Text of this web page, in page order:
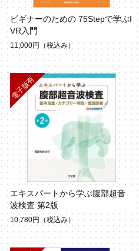
ビギナーのための 75Stepで学ぶI
VR入門
11,000円 （税込み）
エキスパートから学ぶ腹部超音
波検査 第2版
10,780円 （税込み）